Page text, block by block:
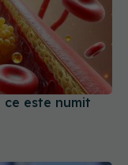
ce este numit